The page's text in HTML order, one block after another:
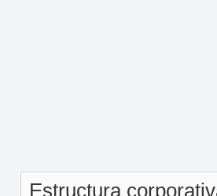
Estructura